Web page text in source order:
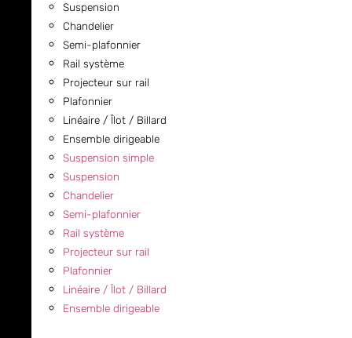
Suspension
Chandelier
Semi-plafonnier
Rail système
Projecteur sur rail
Plafonnier
Linéaire / Îlot / Billard
Ensemble dirigeable
Suspension simple
Suspension
Chandelier
Semi-plafonnier
Rail système
Projecteur sur rail
Plafonnier
Linéaire / Îlot / Billard
Ensemble dirigeable